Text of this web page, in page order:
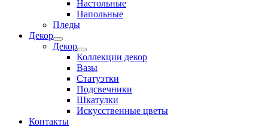
Настольные
Напольные
Пледы
Декор
Декор
Коллекции декор
Вазы
Статуэтки
Подсвечники
Шкатулки
Искусственные цветы
Контакты